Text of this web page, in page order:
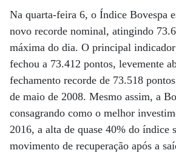
Na quarta-feira 6, o Índice Bovespa
novo recorde nominal, atingindo
máxima do dia. O principal
fechou a 73.412 pontos, levemente
fechamento recorde de 73.518
de maio de 2008. Mesmo assim, a
consagrando como o melhor
2016, a alta de quase 40% do índice
movimento de recuperação após a